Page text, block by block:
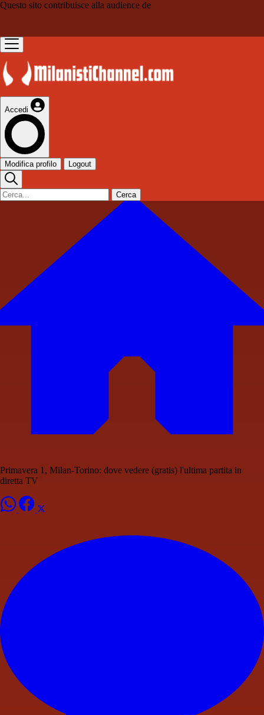
Questo sito contribuisce alla audience de
Accedi
Modifica profilo Logout
Cerca
Primavera 1, Milan-Torino: dove vedere (gratis) l'ultima partita in
diretta TV